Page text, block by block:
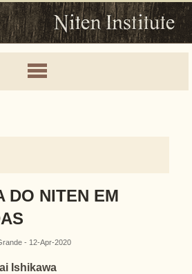
DO NITEN EM
- 12-Apr-2020
Ishikawa